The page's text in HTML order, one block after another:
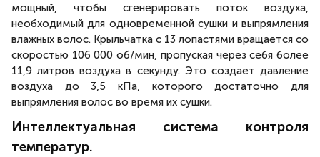
мощный, чтобы сгенерировать поток воздуха,
необходимый для одновременной сушки и выпрямления
влажных волос. Крыльчатка с 13 лопастями вращается со
скоростью 106 000 об/мин, пропуская через себя более
11,9 литров воздуха в секунду. Это создает давление
воздуха до 3,5 кПа, которого достаточно для
выпрямления волос во время их сушки.
Интеллектуальная система контроля
температур.